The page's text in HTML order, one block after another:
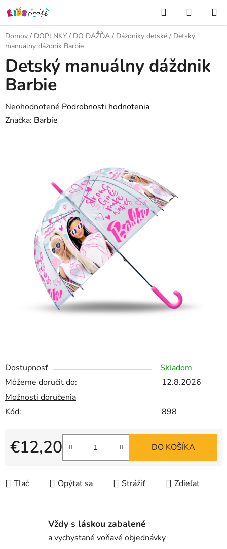
Prejsť
na
obsah
Hľadať
KOŠÍK
Domov / DOPLNKY / DO DAŽĎA / Dáždniky detské / Detský
manuálny dáždnik Barbie
Dostupnosť
Skladom
Môžeme doručiť do:
12.8.2026
Možnosti doručenia
Kód:
898
€12,20
Jednotková cena:
DO KOŠÍKA
Tlač Opýtať sa Strážiť Zdieľať
Detský manuálny dáždnik
Barbie
Priemerné
hodnotenie
Neohodnotené Podrobnosti hodnotenia
Značka: Barbie
Vždy s láskou zabalené
a vychystané voňavé objednávky